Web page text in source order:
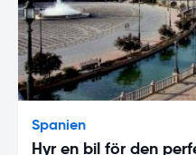
Spanien
Hyr en bil för den